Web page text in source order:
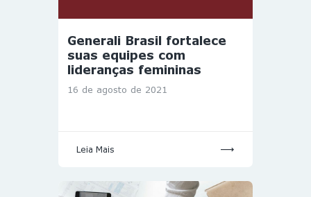
Generali Brasil fortalece
suas equipes com
lideranças femininas
16 de agosto de 2021
Leia Mais